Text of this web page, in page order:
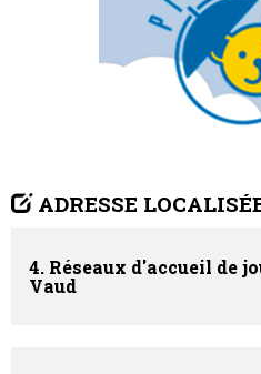
ADRESSE
4. Réseaux d'accueil de
Vaud